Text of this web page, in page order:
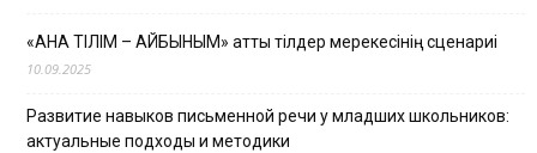
«АНА ТІЛІМ – АЙБЫНЫМ» атты тілдер мерекесінің сценариі
10.09.2025
Развитие навыков письменной речи у младших школьников:
актуальные подходы и методики